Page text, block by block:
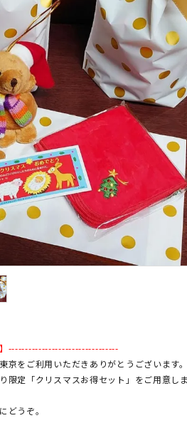
】---------------------------------
京をご利用いただきありがとうございます。
限定「クリスマスお得セット」をご用意しま
どうぞ。